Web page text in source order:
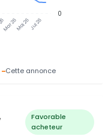
Mar 26Mai 26Jul 26
0
Cette annonce
Favorable
acheteur